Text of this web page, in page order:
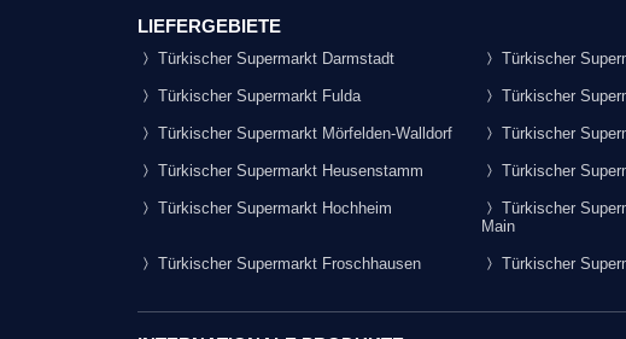
LIEFERGEBIETE
Türkischer Supermarkt Darmstadt Türkischer
Türkischer Supermarkt Fulda Türkischer
Türkischer Supermarkt Mörfelden-Walldorf Türkischer
Türkischer Supermarkt Heusenstamm Türkischer
Türkischer Supermarkt Hochheim
Türkischer
Main
Türkischer Supermarkt Froschhausen Türkischer